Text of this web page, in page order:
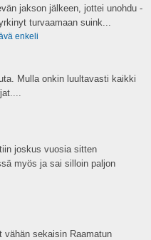
jakson jälkeen, jottei unohdu -
turvaamaan suink...
enkeli
Mulla onkin luultavasti kaikki
joskus vuosia sitten
myös ja sai silloin paljon
vähän sekaisin Raamatun